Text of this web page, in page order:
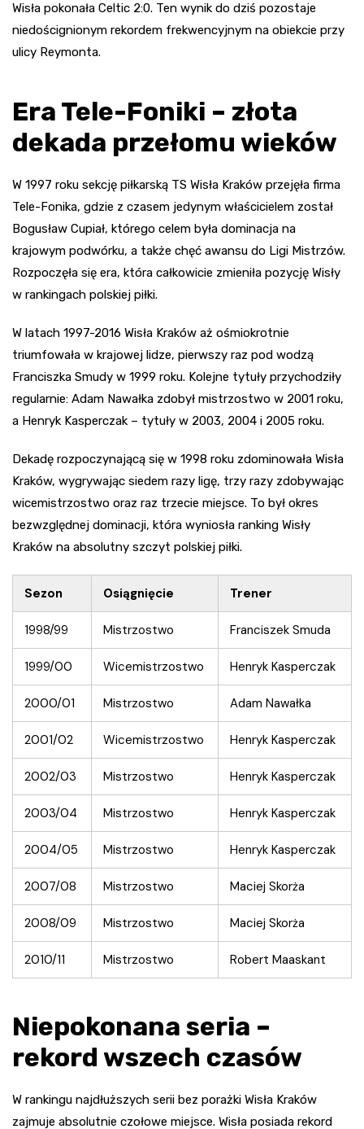
Wisła pokonała Celtic 2:0. Ten wynik do dziś pozostaje
niedoścignionym rekordem frekwencyjnym na obiekcie przy
ulicy Reymonta.
Era Tele-Foniki – złota
dekada przełomu wieków
W 1997 roku sekcję piłkarską TS Wisła Kraków przejęła firma
Tele-Fonika, gdzie z czasem jedynym właścicielem został
Bogusław Cupiał, którego celem była dominacja na
krajowym podwórku, a także chęć awansu do Ligi Mistrzów.
Rozpoczęła się era, która całkowicie zmieniła pozycję Wisły
w rankingach polskiej piłki.
W latach 1997-2016 Wisła Kraków aż ośmiokrotnie
triumfowała w krajowej lidze, pierwszy raz pod wodzą
Franciszka Smudy w 1999 roku. Kolejne tytuły przychodziły
regularnie: Adam Nawałka zdobył mistrzostwo w 2001 roku,
a Henryk Kasperczak – tytuły w 2003, 2004 i 2005 roku.
Dekadę rozpoczynającą się w 1998 roku zdominowała Wisła
Kraków, wygrywając siedem razy ligę, trzy razy zdobywając
wicemistrzostwo oraz raz trzecie miejsce. To był okres
bezwzględnej dominacji, która wyniosła ranking Wisły
Kraków na absolutny szczyt polskiej piłki.
Sezon Osiągnięcie Trener
1998/99 Mistrzostwo Franciszek Smuda
1999/00 Wicemistrzostwo Henryk Kasperczak
2000/01 Mistrzostwo Adam Nawałka
2001/02 Wicemistrzostwo Henryk Kasperczak
2002/03 Mistrzostwo Henryk Kasperczak
2003/04 Mistrzostwo Henryk Kasperczak
2004/05 Mistrzostwo Henryk Kasperczak
2007/08 Mistrzostwo Maciej Skorża
2008/09 Mistrzostwo Maciej Skorża
2010/11 Mistrzostwo Robert Maaskant
Niepokonana seria –
rekord wszech czasów
W rankingu najdłuższych serii bez porażki Wisła Kraków
zajmuje absolutnie czołowe miejsce. Wisła posiada rekord